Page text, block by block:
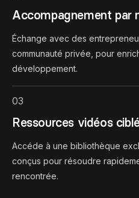
Accompagnement par
Échange avec des
communauté privée, pour
développement.
03
Ressources vidéos
Accéde à une bibliothèque
conçus pour résoudre
rencontrée.